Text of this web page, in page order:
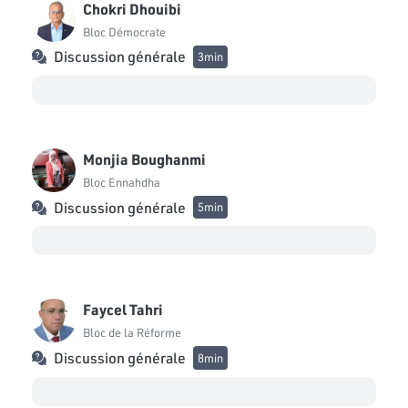
Mustapha Ben Ahmed
Bloc Tahya Tounes
Bloc de la Réforme
Wafa Attia
Bloc Ennahdha
Abdelhamid Marzouki
Bloc Qalb Tounes
Chokri Dhouibi
Bloc Démocrate
Discussion générale 3min
Monjia Boughanmi
Bloc Ennahdha
Discussion générale 5min
Faycel Tahri
Bloc de la Réforme
Discussion générale 8min